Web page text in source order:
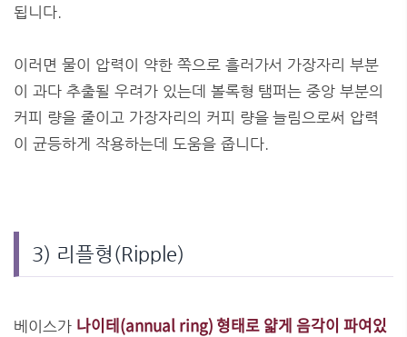
됩니다.
이러면 물이 압력이 약한 쪽으로 흘러가서 가장자리 부분
이 과다 추출될 우려가 있는데 볼록형 탬퍼는 중앙 부분의
커피 량을 줄이고 가장자리의 커피 량을 늘림으로써 압력
이 균등하게 작용하는데 도움을 줍니다.
3) 리플형(Ripple)
베이스가 나이테(annual ring) 형태로 얇게 음각이 파여있